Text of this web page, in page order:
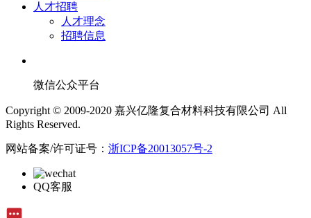
人才招聘
人才理念
招聘信息
微信公众平台
Copyright © 2009-2020 嘉兴亿隆复合材料科技有限公司 All
Rights Reserved.
网站备案/许可证号： 浙ICP备20013057号-2
QQ客服